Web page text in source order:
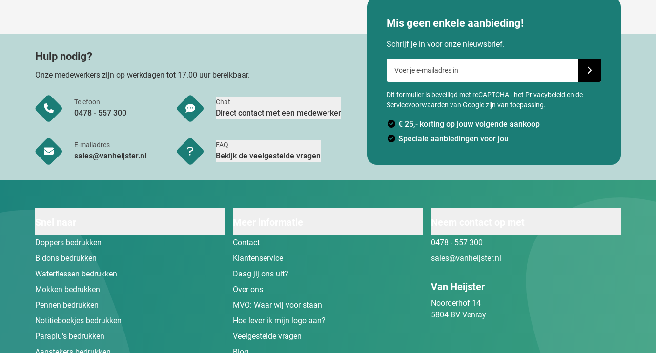
Hulp nodig?
Onze medewerkers zijn op werkdagen tot 17.00 uur bereikbaar.
Telefoon
0478 - 557 300
Chat
Direct contact met een medewerker
E-mailadres
sales@vanheijster.nl
FAQ
Bekijk de veelgestelde vragen
Mis geen enkele aanbieding!
Schrijf je in voor onze nieuwsbrief.
Dit formulier is beveiligd met reCAPTCHA - het Privacybeleid en de
Servicevoorwaarden van Googlezijn van toepassing.
€ 25,- korting op jouw volgende aankoop
Speciale aanbiedingen voor jou
Doppers bedrukken
Bidons bedrukken
Waterflessen bedrukken
Mokken bedrukken
Pennen bedrukken
Notitieboekjes bedrukken
Paraplu's bedrukken
Contact
Klantenservice
Daag jij ons uit?
Over ons
MVO: Waar wij voor staan
Hoe lever ik mijn logo aan?
Veelgestelde vragen
0478 - 557 300
sales@vanheijster.nl
Van Heijster
Noorderhof 14
5804 BV Venray